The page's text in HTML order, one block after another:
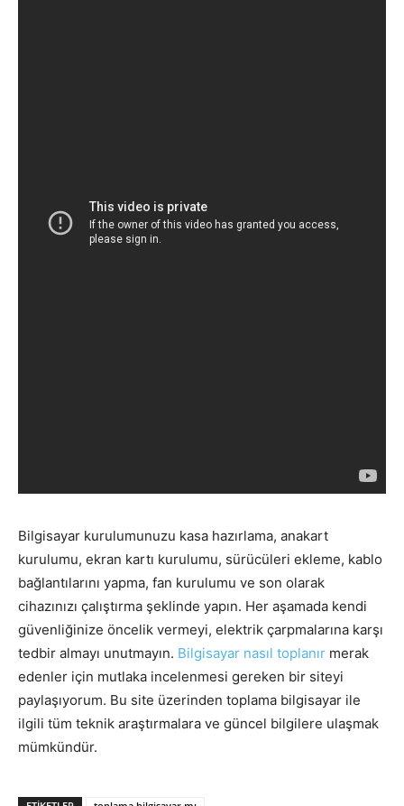
Bilgisayar kurulumunuzu kasa hazırlama, anakart
kurulumu, ekran kartı kurulumu, sürücüleri ekleme, kablo
bağlantılarını yapma, fan kurulumu ve son olarak
cihazınızı çalıştırma şeklinde yapın. Her aşamada kendi
güvenliğinize öncelik vermeyi, elektrik çarpmalarına karşı
tedbir almayı unutmayın. Bilgisayar nasıl toplanır merak
edenler için mutlaka incelenmesi gereken bir siteyi
paylaşıyorum. Bu site üzerinden toplama bilgisayar ile
ilgili tüm teknik araştırmalara ve güncel bilgilere ulaşmak
mümkündür.